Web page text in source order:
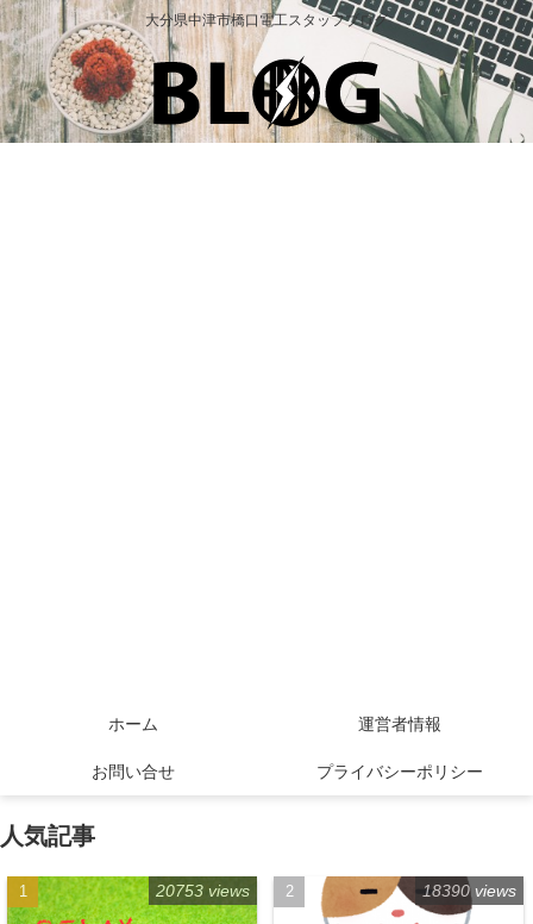
大分県中津市橋口電工スタッフブログ
ホーム 運営者情報
お問い合せ プライバシーポリシー
人気記事
20753 views 18390 views